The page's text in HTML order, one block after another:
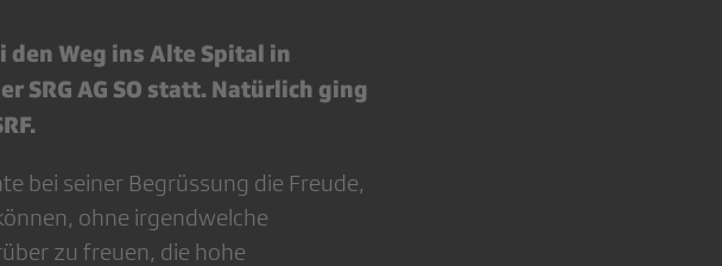
den Weg ins Alte Spital in
SRG AG SO statt. Natürlich ging
bei seiner Begrüssung die Freude,
ohne irgendwelche
zu freuen, die hohe